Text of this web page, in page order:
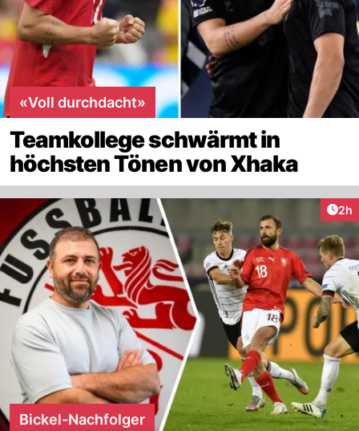
«Voll durchdacht»
Teamkollege schwärmt in
höchsten Tönen von Xhaka
2h
Bickel-Nachfolger